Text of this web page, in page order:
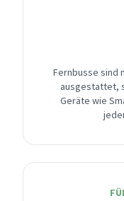
Fernbusse sind
ausgestattet,
Geräte wie